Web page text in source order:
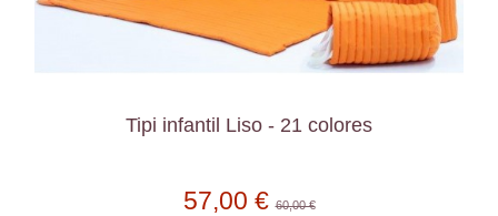
Tipi infantil Liso - 21 colores
57,00 €60,00 €